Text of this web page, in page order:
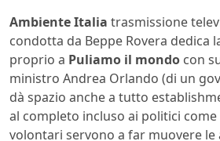
Ambiente Italia trasmissione
condotta da Beppe Rovera dedica
proprio a Puliamo il mondo con
ministro Andrea Orlando (di un
dà spazio anche a tutto
al completo incluso ai politici come
volontari servono a far muovere